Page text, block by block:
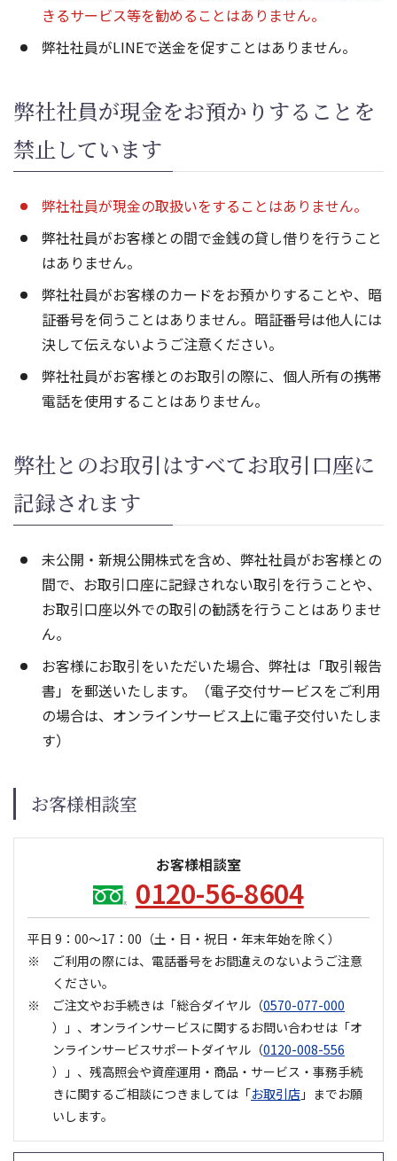
きるサービス等を勧めることはありません。
弊社社員がLINEで送金を促すことはありません。
弊社社員が現金をお預かりすることを
禁止しています
弊社社員が現金の取扱いをすることはありません。
弊社社員がお客様との間で金銭の貸し借りを行うこと
はありません。
弊社社員がお客様のカードをお預かりすることや、暗
証番号を伺うことはありません。暗証番号は他人には
決して伝えないようご注意ください。
弊社社員がお客様とのお取引の際に、個人所有の携帯
電話を使用することはありません。
弊社とのお取引はすべてお取引口座に
記録されます
未公開・新規公開株式を含め、弊社社員がお客様との
間で、お取引口座に記録されない取引を行うことや、
お取引口座以外での取引の勧誘を行うことはありませ
ん。
お客様にお取引をいただいた場合、弊社は「取引報告
書」を郵送いたします。（電子交付サービスをご利用
の場合は、オンラインサービス上に電子交付いたしま
す）
お客様相談室
お客様相談室
0120-56-8604
平日 9：00～17：00 （土・日・祝日・年末年始を除く）
ご利用の際には、電話番号をお間違えのないようご注意
ください。
ご注文やお手続きは「総合ダイヤル（0570-077-000
）」、オンラインサービスに関するお問い合わせは「オ
ンラインサービスサポートダイヤル（0120-008-556
）」、残高照会や資産運用・商品・サービス・事務手続
きに関するご相談につきましては「お取引店 」までお願
いします。